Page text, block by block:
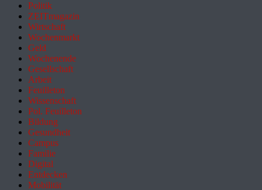
Politik
ZEITmagazin
Wirtschaft
Wochenmarkt
Geld
Wochenende
Gesellschaft
Arbeit
Feuilleton
Wissenschaft
Pol. Feuilleton
Bildung
Gesundheit
Campus
Familie
Digital
Entdecken
Mobilität